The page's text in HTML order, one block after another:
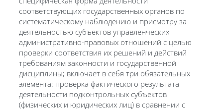
соответствующих государственных органов по
систематическому наблюдению и присмотру за
деятельностью субъектов управленческих
административно-правовых отношений с целью
проверки соответствия их решений и действий
требованиям законности и государственной
дисциплины; включает в себя три обязательных
элемента: проверка фактического результата
деятельности подконтрольных субъектов
(физических и юридических лиц) в сравнении с